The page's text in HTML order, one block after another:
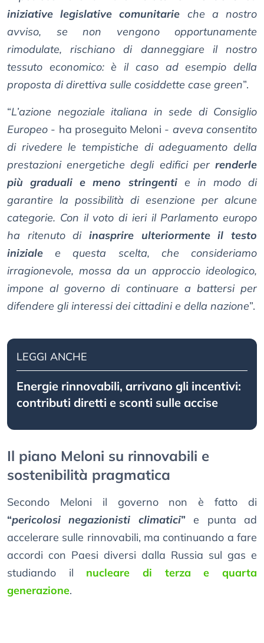
iniziative legislative comunitarie che a nostro
avviso, se non vengono opportunamente
rimodulate, rischiano di danneggiare il nostro
tessuto economico: è il caso ad esempio della
proposta di direttiva sulle cosiddette case green”.
“L’azione negoziale italiana in sede di Consiglio
Europeo - ha proseguito Meloni - aveva consentito
di rivedere le tempistiche di adeguamento della
prestazioni energetiche degli edifici per renderle
più graduali e meno stringentie in modo di
garantire la possibilità di esenzione per alcune
categorie. Con il voto di ieri il Parlamento europo
ha ritenuto di inasprire ulteriormente il testo
iniziale e questa scelta, che consideriamo
irragionevole, mossa da un approccio ideologico,
impone al governo di continuare a battersi per
difendere gli interessi dei cittadini e della nazione”.
LEGGI ANCHE
Energie rinnovabili, arrivano gli incentivi:
contributi diretti e sconti sulle accise
Il piano Meloni su rinnovabili e
sostenibilità pragmatica
Secondo Meloni il governo non è fatto di
“pericolosi negazionisti climatici” e punta ad
accelerare sulle rinnovabili, ma continuando a fare
accordi con Paesi diversi dalla Russia sul gas e
studiando il nucleare di terza e quarta
generazione.